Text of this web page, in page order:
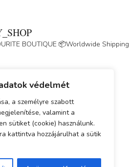
védelmét
a személyre szabott
valamint a
sütiket (cookie) használunk.
kattintva hozzájárulhat a sütik
BOUTIQUE 📦Worldwide Shipping